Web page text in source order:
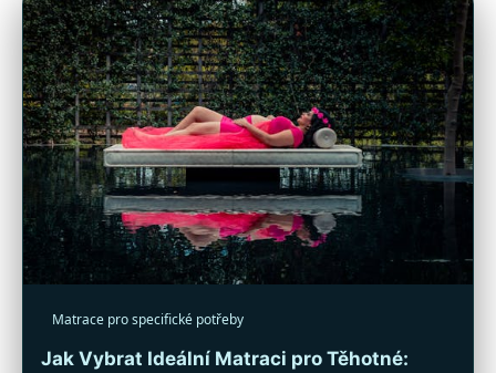
Matrace pro specifické potřeby
Jak Vybrat Ideální Matraci pro Těhotné: